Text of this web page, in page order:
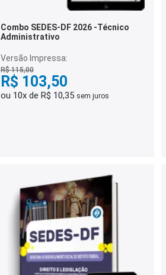
Combo SEDES-DF 2026 -Técnico
Administrativo
Versão Impressa:
R$ 115,00
R$ 103,50
ou 10x de R$ 10,35 sem juros